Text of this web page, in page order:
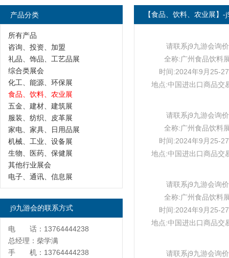
【食品、饮料、农业展】-
请联系j9九游会询价
全称:广州食品饮料
时间:2024年9月25-
地点:中国进出口商品交
请联系j9九游会询价
全称:广州食品饮料
时间:2024年9月25-
地点:中国进出口商品交
请联系j9九游会询价
全称:广州食品饮料
时间:2024年9月25-
地点:中国进出口商品交
请联系j9九游会询价
产品分类
所有产品
咨询、投资、加盟
礼品、饰品、工艺品展
综合类展会
化工、能源、环保展
食品、饮料、农业展
五金、建材、建筑展
服装、纺织、皮革展
家电、家具、日用品展
机械、工业、设备展
生物、医药、保健展
其他行业展会
电子、通讯、信息展
j9九游会的联系方式
电 话：13764444238
总经理：柴学满
手 机：13764444238